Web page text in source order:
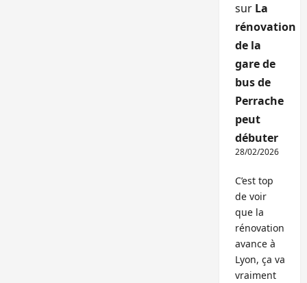
sur La
rénovation
de la
gare de
bus de
Perrache
peut
débuter
28/02/2026
C’est top
de voir
que la
rénovation
avance à
Lyon, ça va
vraiment